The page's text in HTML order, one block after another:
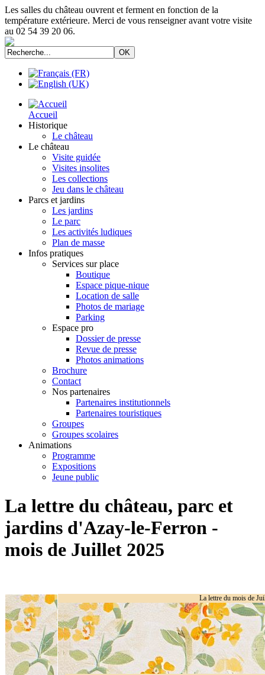
Les salles du château ouvrent et ferment en fonction de la
température extérieure. Merci de vous renseigner avant votre visite
au 02 54 39 20 06.
Accueil
Historique
Le château
Le château
Visite guidée
Visites insolites
Les collections
Jeu dans le château
Parcs et jardins
Les jardins
Le parc
Les activités ludiques
Plan de masse
Infos pratiques
Services sur place
Boutique
Espace pique-nique
Location de salle
Photos de mariage
Parking
Espace pro
Dossier de presse
Revue de presse
Photos animations
Brochure
Contact
Nos partenaires
Partenaires institutionnels
Partenaires touristiques
Groupes
Groupes scolaires
Animations
Programme
Expositions
Jeune public
La lettre du château, parc et
jardins d'Azay-le-Ferron -
mois de Juillet 2025
La lettre du mois de